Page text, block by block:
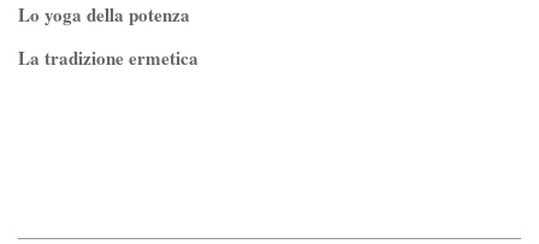
L'Opera Segreta
Lo yoga della potenza
La tradizione ermetica